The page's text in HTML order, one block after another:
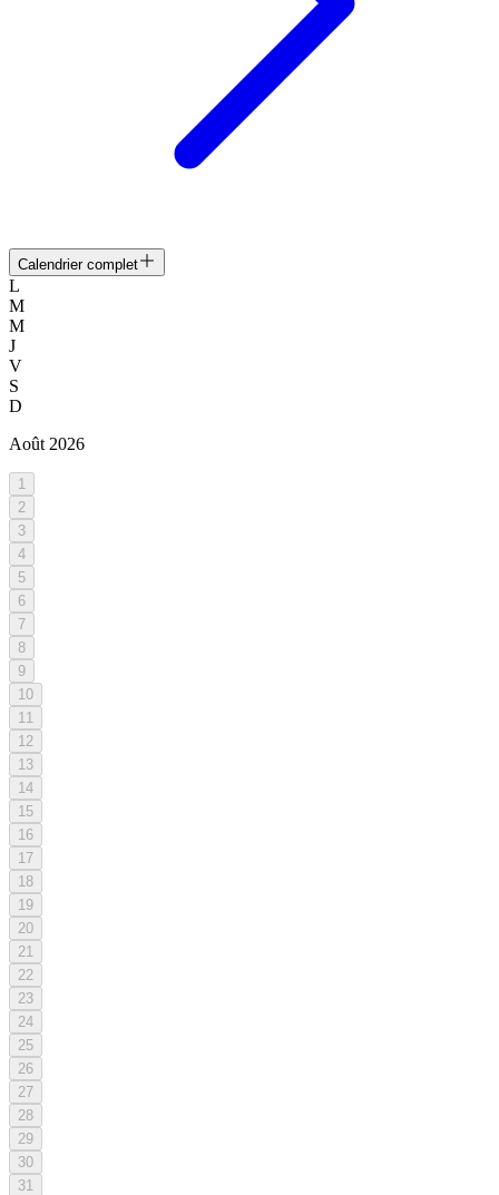
Calendrier complet
L
M
M
J
V
S
D
Août 2026
1
2
3
4
5
6
7
8
9
10
11
12
13
14
15
16
17
18
19
20
21
22
23
24
25
26
27
28
29
30
31